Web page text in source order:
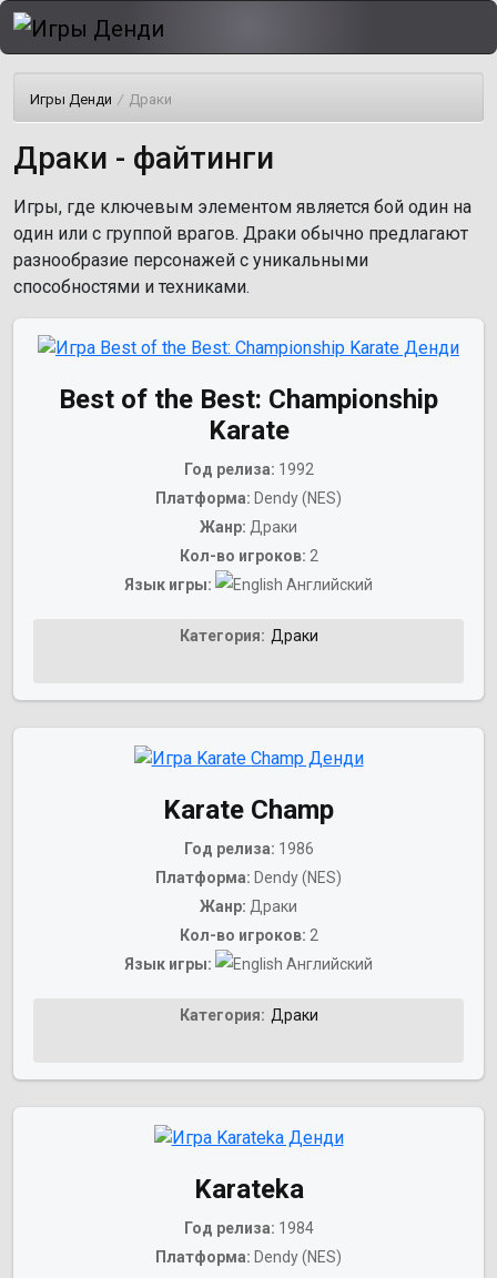
Игры Денди / Драки
Драки - файтинги
Игры, где ключевым элементом является бой один на
один или с группой врагов. Драки обычно предлагают
разнообразие персонажей с уникальными
способностями и техниками.
Best of the Best: Championship
Karate
Год релиза: 1992
Платформа: Dendy (NES)
Жанр: Драки
Кол-во игроков: 2
Язык игры:
Английский
Категория: Драки
Karate Champ
Год релиза: 1986
Платформа: Dendy (NES)
Жанр: Драки
Кол-во игроков: 2
Язык игры:
Английский
Категория: Драки
Karateka
Год релиза: 1984
Платформа: Dendy (NES)